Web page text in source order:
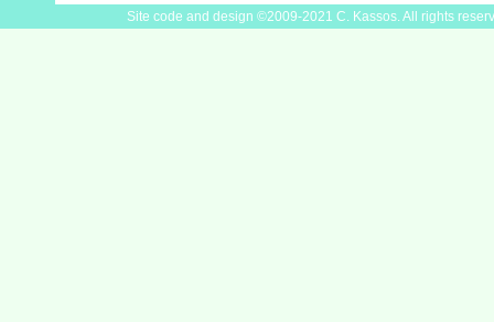
Site code and design ©2009-2021 C. Kassos. All rights